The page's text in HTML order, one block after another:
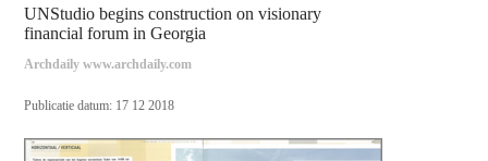
UNStudio begins construction on visionary
financial forum in Georgia
Archdaily www.archdaily.com
Publicatie datum: 17 12 2018